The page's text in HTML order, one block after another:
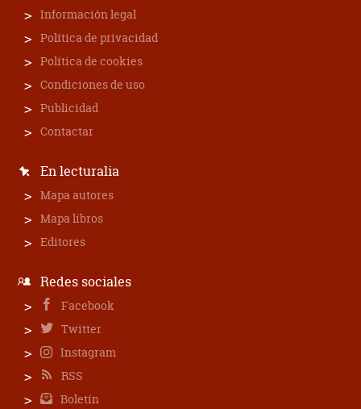
Información legal
Política de privacidad
Política de cookies
Condiciones de uso
Publicidad
Contactar
En lecturalia
Mapa autores
Mapa libros
Editores
Redes sociales
Facebook
Twitter
Instagram
RSS
Boletín